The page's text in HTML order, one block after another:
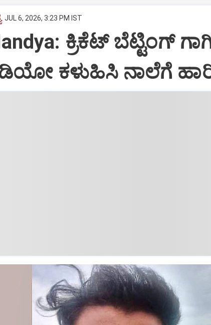
JUL 6, 2026, 3:23 PM IST
ಕ್ರಿಕೆಟ್‌ ಬೆಟ್ಟಿಂಗ್‌
ಕಳುಹಿಸಿ ನಾಲೆಗೆ